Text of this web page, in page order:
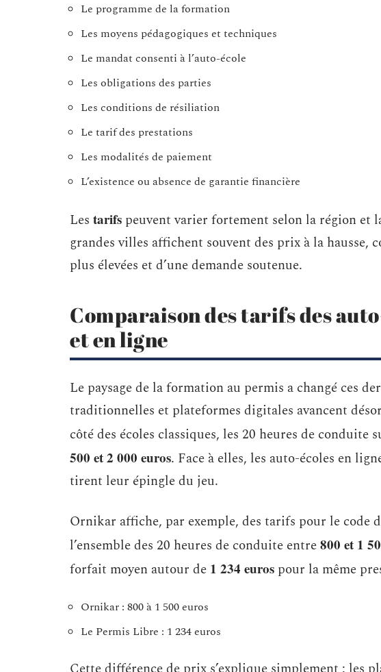
Le programme de la formation
Les moyens pédagogiques et techniques
Le mandat consenti à l’auto-école
Les obligations des parties
Les conditions de résiliation
Le tarif des prestations
Les modalités de paiement
L’existence ou absence de garantie financière
Les tarifs peuvent varier fortement selon la région et
grandes villes affichent souvent des prix à la hausse,
plus élevées et d’une demande soutenue.
Comparaison des tarifs des
et en ligne
Le paysage de la formation au permis a changé ces
traditionnelles et plateformes digitales avancent
côté des écoles classiques, les 20 heures de conduite
500 et 2 000 euros. Face à elles, les auto-écoles en
tirent leur épingle du jeu.
Ornikar affiche, par exemple, des tarifs pour le code
l’ensemble des 20 heures de conduite entre800 et 1
forfait moyen autour de 1 234 euros pour la même
Ornikar : 800 à 1 500 euros
Le Permis Libre : 1 234 euros